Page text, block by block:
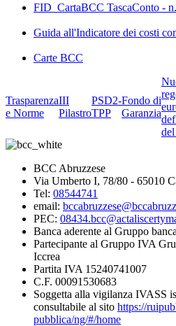
FID_CartaBCC TascaConto -
Guida all'Indicatore dei costi
Carte BCC
Trasparenza
e Norme
III
Pilastro
PSD2-
TPP
Fondo di
Garanzia
BCC Abruzzese
Via Umberto I, 78/80 - 65010
Tel: 08544741
email:
PEC:
Banca aderente al Gruppo
Partecipante al Gruppo IVA
Iccrea
Partita IVA 15240741007
C.F. 00091530683
Soggetta alla vigilanza IVASS
consultabile al sito https://
pubblica/ng/#/home